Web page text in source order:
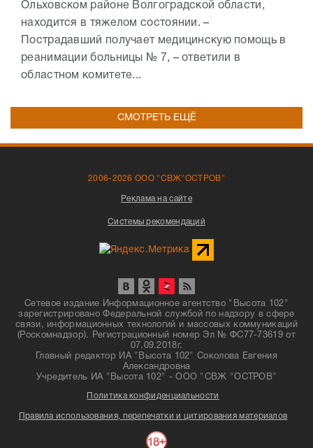
Ольховском районе Волгоградской области,
находится в тяжелом состоянии. –
Пострадавший получает медицинскую помощь в
реанимации больницы № 7, – ответили в
областном комитете...
СМОТРЕТЬ ЕЩЁ
2006-2026 ООО "СВЖ"ОСТРОВ"
Реклама на сайте
Системы рекомендаций
Сетевое издание Информационное агентство "Высота 102"
зарегистрировано Федеральной службой по надзору в сфере
связи, информационных технологий и массовых коммуникаций
(Роскомнадзор). Регистрационный номер Эл № ФС77-73619 от
07.09.2018г.
Главный редактор ИА "Высота 102" Соколова Евгения
Александровна
Учредитель ИА "Высота 102" - ООО "СВЖ "ОСТРОВ"
Политика конфиденциальности
Правила использования, перепечатки и цитирования материалов